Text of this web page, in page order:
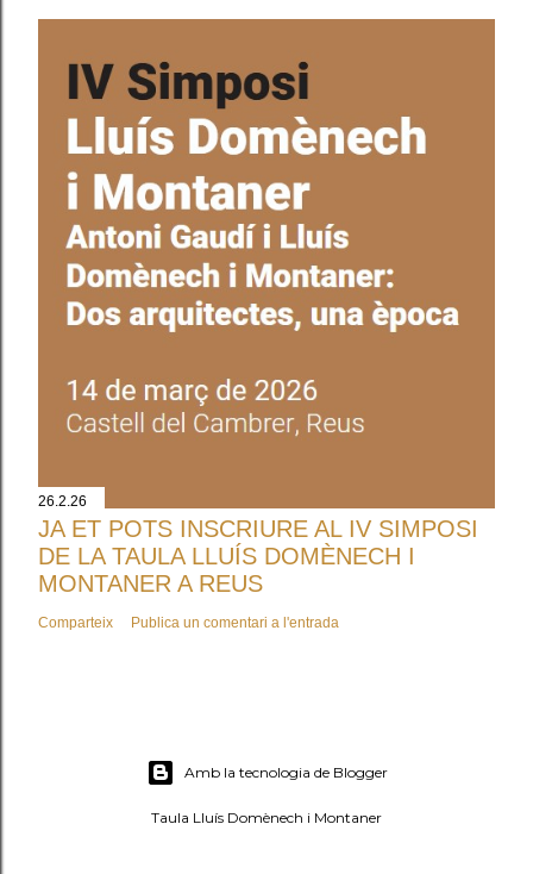
26.2.26
JA ET POTS INSCRIURE AL IV SIMPOSI
DE LA TAULA LLUÍS DOMÈNECH I
MONTANER A REUS
Comparteix Publica un comentari a l'entrada
Amb la tecnologia de Blogger
Taula Lluís Domènech i Montaner